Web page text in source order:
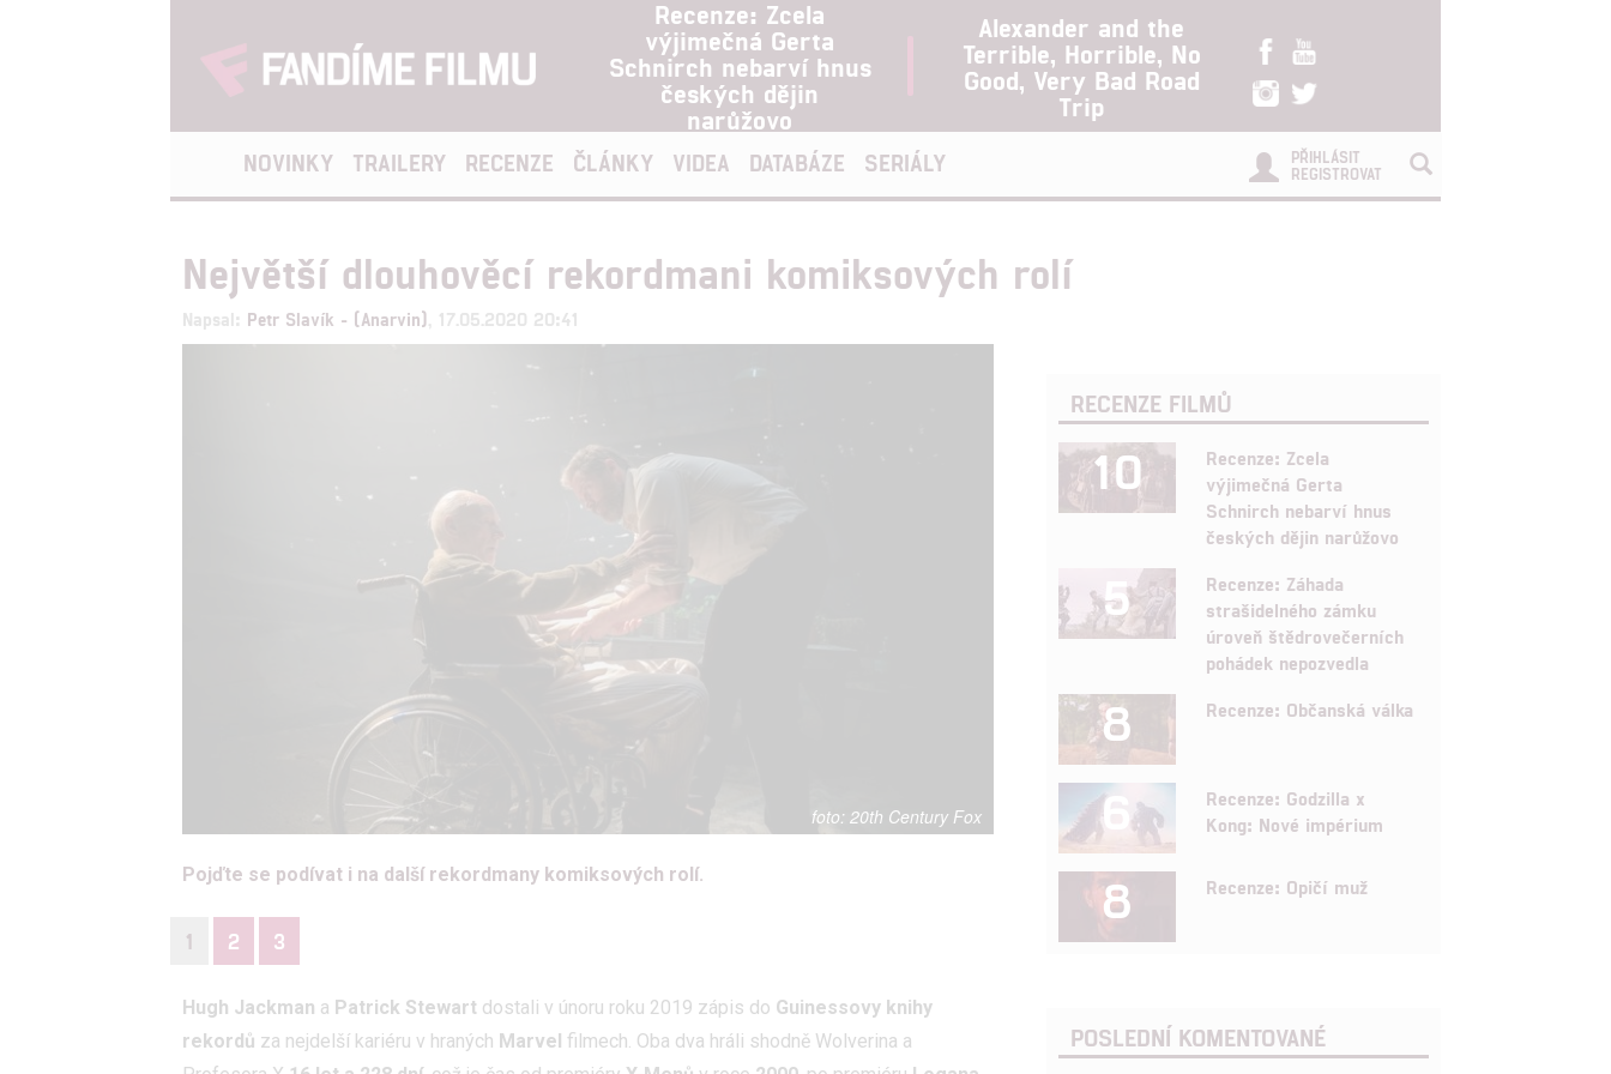
Recenze: Zcela
výjimečná Gerta
Schnirch nebarví hnus
českých dějin
narůžovo
Alexander and the
Terrible, Horrible, No
Good, Very Bad Road
Trip
NOVINKY TRAILERY RECENZE ČLÁNKY VIDEA DATABÁZE SERIÁLY
PŘIHLÁSIT
REGISTROVAT
Největší dlouhověcí rekordmani komiksových rolí
Napsal: Petr Slavík - (Anarvin) , 17.05.2020 20:41
20th Century Fox
Pojďte se podívat i na další rekordmany komiksových rolí.
1 2 3
Hugh Jackman a Patrick Stewart dostali v únoru roku 2019 zápis do Guinessovy knihy
rekordů za nejdelší kariéru v hraných Marvel filmech. Oba dva hráli shodně Wolverina a
RECENZE FILMŮ
10
Recenze: Zcela
výjimečná Gerta
Schnirch nebarví hnus
českých dějin narůžovo
5
Recenze: Záhada
strašidelného zámku
úroveň štědrovečerních
pohádek nepozvedla
8 Recenze: Občanská válka
6
Recenze: Godzilla x
Kong: Nové impérium
8 Recenze: Opičí muž
POSLEDNÍ KOMENTOVANÉ